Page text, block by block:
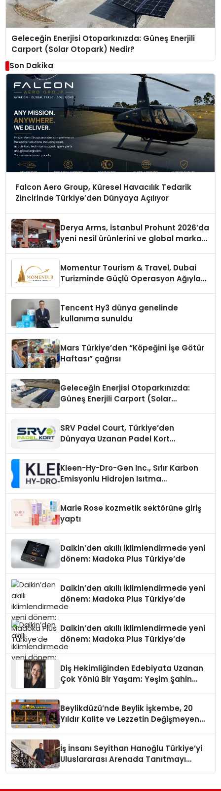
Geleceğin Enerjisi Otoparkınızda: Güneş Enerjili
Carport (Solar Otopark) Nedir?
Son Dakika
Falcon Aero Group, Küresel Havacılık Tedarik
Zincirinde Türkiye’den Dünyaya Açılıyor
Derya Arms, İstanbul Prohunt 2026’da
yeni nesil ürünlerini ve global marka
Momentur Tourism & Travel, Dubai
Turizminde Güçlü Operasyon Ağıyla
Tencent Hy3 dünya genelinde
kullanıma sunuldu
Mars Türkiye’den “Köpeğini İşe Götür
Haftası” çağrısı
Geleceğin Enerjisi Otoparkınızda:
Güneş Enerjili Carport (Solar
SRV Padel Court, Türkiye’den
Dünyaya Uzanan Padel Kort
Kleen-Hy-Dro-Gen Inc., Sıfır Karbon
Emisyonlu Hidrojen Isıtma
Marie Rose kozmetik sektörüne giriş
yaptı
Daikin’den akıllı iklimlendirmede yeni
dönem: Madoka Plus Türkiye’de
Daikin’den akıllı iklimlendirmede yeni
dönem: Madoka Plus Türkiye’de
Daikin’den akıllı iklimlendirmede yeni
dönem: Madoka Plus Türkiye’de
Diş Hekimliğinden Edebiyata Uzanan
Çok Yönlü Bir Yaşam: Yeşim Şahin
Beylikdüzü’nde Beylik İşkembe, 20
Yıldır Kalite ve Lezzetin Değişmeyen
İş İnsanı Seyithan Hanoğlu Türkiye’yi
Uluslararası Arenada Tanıtmayı